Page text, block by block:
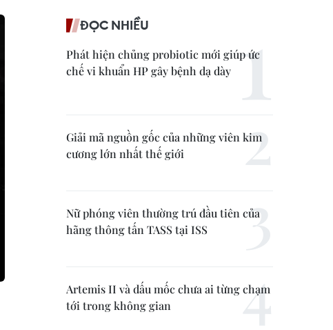
ĐỌC NHIỀU
Phát hiện chủng probiotic mới giúp ức
chế vi khuẩn HP gây bệnh dạ dày
Giải mã nguồn gốc của những viên kim
cương lớn nhất thế giới
Nữ phóng viên thường trú đầu tiên của
hãng thông tấn TASS tại ISS
Artemis II và dấu mốc chưa ai từng chạm
tới trong không gian